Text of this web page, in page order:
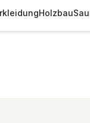
Holzbau